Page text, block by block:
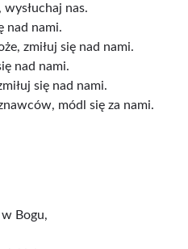
wysłuchaj nas.
nad nami.
zmiłuj się nad nami.
nad nami.
się nad nami.
módl się za nami.
Bogu,